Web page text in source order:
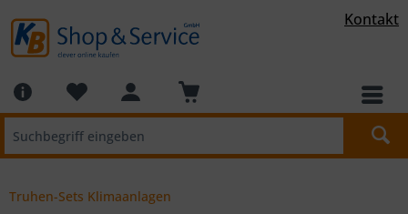
Kontakt
Truhen-Sets Klimaanlagen